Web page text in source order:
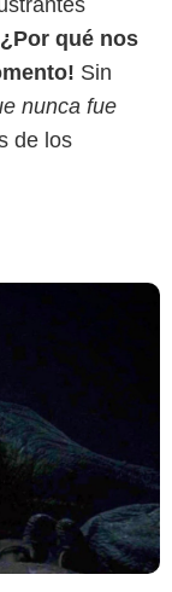
¿Por qué nos
Sin
nunca fue
de los